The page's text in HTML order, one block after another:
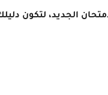
الجديد، لتكون